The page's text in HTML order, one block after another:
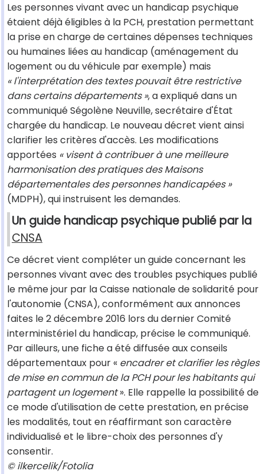
Les personnes vivant avec un handicap psychique
étaient déjà éligibles à la PCH, prestation permettant
la prise en charge de certaines dépenses techniques
ou humaines liées au handicap (aménagement du
logement ou du véhicule par exemple) mais
« l'interprétation des textes pouvait être restrictive
dans certains départements », a expliqué dans un
communiqué Ségolène Neuville, secrétaire d'État
chargée du handicap. Le nouveau décret vient ainsi
clarifier les critères d'accès. Les modifications
apportées « visent à contribuer à une meilleure
harmonisation des pratiques des Maisons
départementales des personnes handicapées »
(MDPH), qui instruisent les demandes.
Un guide handicap psychique publié par la
CNSA
Ce décret vient compléter un guide concernant les
personnes vivant avec des troubles psychiques publié
le même jour par la Caisse nationale de solidarité pour
l'autonomie (CNSA), conformément aux annonces
faites le 2 décembre 2016 lors du dernier Comité
interministériel du handicap, précise le communiqué.
Par ailleurs, une fiche a été diffusée aux conseils
départementaux pour « encadrer et clarifier les règles
de mise en commun de la PCH pour les habitants qui
partagent un logement». Elle rappelle la possibilité de
ce mode d'utilisation de cette prestation, en précise
les modalités, tout en réaffirmant son caractère
individualisé et le libre-choix des personnes d'y
consentir.
© ilkercelik/Fotolia